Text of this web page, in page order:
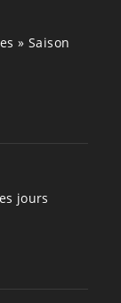
» Saison
jours